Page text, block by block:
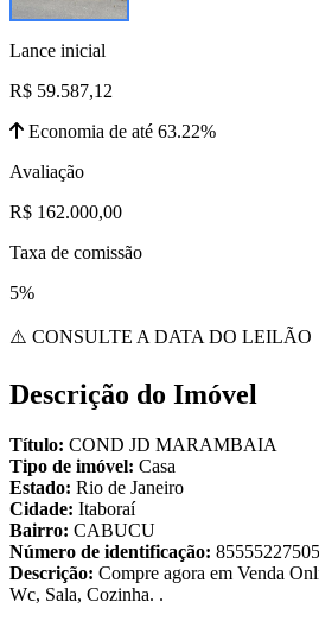
Lance inicial
R$ 59.587,12
Economia de até 63.22%
Avaliação
R$ 162.000,00
Taxa de comissão
5%
⚠️ CONSULTE A DATA DO LEILÃO
Descrição do Imóvel
Título: COND JD MARAMBAIA
Tipo de imóvel: Casa
Estado: Rio de Janeiro
Cidade: Itaboraí
Bairro: CABUCU
Número de identificação:
Descrição: Compre agora em Venda
Wc, Sala, Cozinha. .